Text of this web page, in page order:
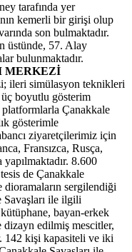
tarafında yer
kemerli bir girişi olup
son bulmaktadır.
üstünde, 57. Alay
bulunmaktadır.
MERKEZİ
ileri simülasyon teknikleri
üç boyutlu gösterim
platformlarla Çanakkale
gösterimle
ziyaretçilerimiz için
Fransızca, Rusça,
8.600
de Çanakkale
dioramaların sergilendiği
Savaşları ile ilgili
kütüphane, bayan-erkek
edilmiş mescitler,
142 kişi kapasiteli ve iki